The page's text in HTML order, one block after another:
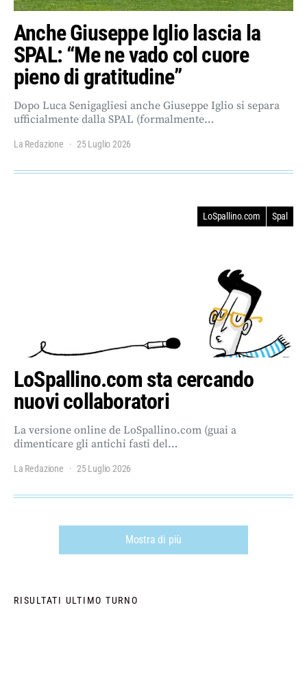
Anche Giuseppe Iglio lascia la
SPAL: “Me ne vado col cuore
pieno di gratitudine”
Dopo Luca Senigagliesi anche Giuseppe Iglio si separa
ufficialmente dalla SPAL (formalmente…
La Redazione 25 Luglio 2026
LoSpallino.com Spal
LoSpallino.com sta cercando
nuovi collaboratori
La versione online de LoSpallino.com (guai a
dimenticare gli antichi fasti del…
La Redazione 25 Luglio 2026
Mostra di più
RISULTATI ULTIMO TURNO